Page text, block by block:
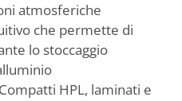
atmosferiche
che permette di
lo stoccaggio
HPL, laminati e